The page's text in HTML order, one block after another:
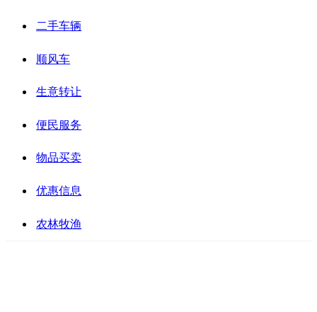
二手车辆
顺风车
生意转让
便民服务
物品买卖
优惠信息
农林牧渔